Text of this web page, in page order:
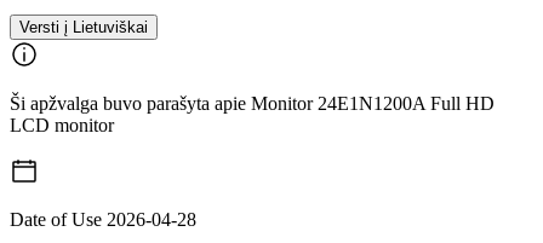
Versti į Lietuviškai
Ši apžvalga buvo parašyta apie Monitor 24E1N1200A Full HD
LCD monitor
Date of Use 2026-04-28